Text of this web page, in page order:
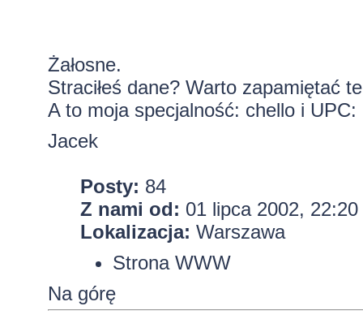
Żałosne.
Straciłeś dane? Warto zapamiętać
A to moja specjalność: chello i UPC:
Jacek
Posty: 84
Z nami od: 01 lipca 2002, 22:20
Lokalizacja: Warszawa
Strona WWW
Na górę